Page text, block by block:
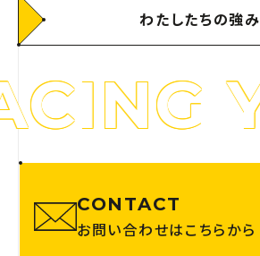
わたしたちの強み
CONTACT
お問い合わせはこちらから